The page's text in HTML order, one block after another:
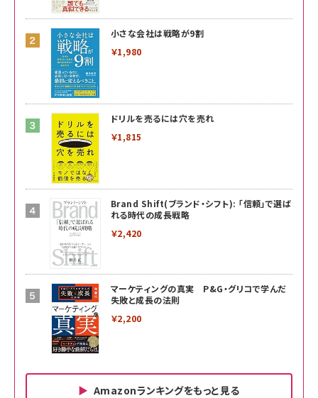
小さな会社は戦略が9割
￥1,980
ドリルを売るには穴を売れ
￥1,815
Brand Shift(ブランド・シフト): 「信頼」で選ば
れる時代の成長戦略
￥2,420
マーケティングの真実 P&G・グリコで学んだ
失敗と成長の法則
￥2,200
Amazonランキングをもっと見る